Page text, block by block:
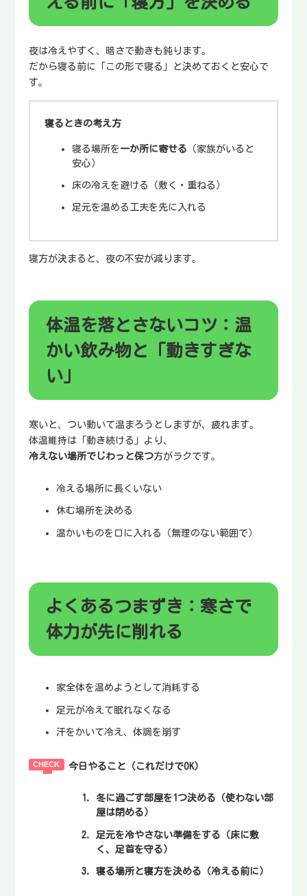
夜は冷えやすく、暗さで動きも鈍ります。
だから寝る前に「この形で寝る」と決めておくと安心で
す。
寝るときの考え方
寝る場所を一か所に寄せる （家族がいると
安心）
床の冷えを避ける（敷く・重ねる）
足元を温める工夫を先に入れる
寝方が決まると、夜の不安が減ります。
体温を落とさないコツ：温
かい飲み物と「動きすぎな
い」
寒いと、つい動いて温まろうとしますが、疲れます。
体温維持は「動き続ける」より、
冷えない場所でじわっと保つ方がラクです。
冷える場所に長くいない
休む場所を決める
温かいものを口に入れる（無理のない範囲で）
よくあるつまずき：寒さで
体力が先に削れる
家全体を温めようとして消耗する
足元が冷えて眠れなくなる
汗をかいて冷え、体調を崩す
今日やること（これだけでOK）
冬に過ごす部屋を1つ決める（使わない部
屋は閉める）
足元を冷やさない準備をする（床に敷
く、足首を守る）
寝る場所と寝方を決める（冷える前に）